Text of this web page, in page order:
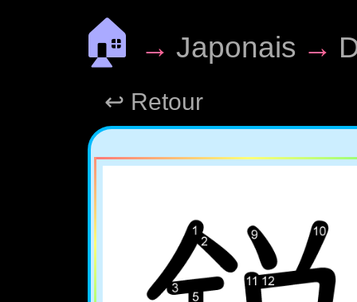
🏠 → Japonais →
↩ Retour